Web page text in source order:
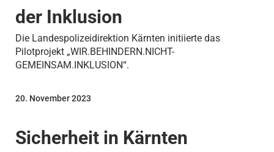
der Inklusion
Die Landespolizeidirektion Kärnten initiierte das
Pilotprojekt „WIR.BEHINDERN.NICHT-
GEMEINSAM.INKLUSION“.
Sicherheit in Kärnten
20. November 2023